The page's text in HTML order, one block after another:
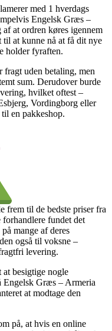
med 1 hverdags
Engelsk Græs –
at ordren køres igennem
at kunne nå at få dit nye
holder fyraften.
uden betaling, men
sum. Derudover burde
hvilket oftest –
Vordingborg eller
en pakkeshop.
frem til de bedste priser fra
forhandlere fundet det
mange af deres
også til voksne –
levering.
besigtige nogle
Engelsk Græs – Armeria
at modtage den
på, at hvis en online